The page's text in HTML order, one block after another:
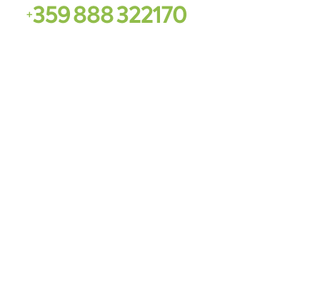
+359888322170